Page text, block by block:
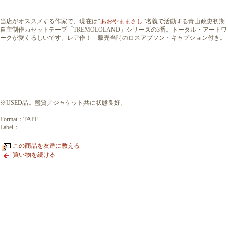
当店がオススメする作家で、現在は“あおやままさし”名義で活動する青山政史初期
自主制作カセットテープ「TREMOLOLAND」シリーズの3番。トータル・アートワ
ークが愛くるしいです。レア作！ 販売当時のロスアプソン・キャプション付き。
※USED品。盤質／ジャケット共に状態良好。
Format：TAPE
Label：-
この商品を友達に教える
買い物を続ける